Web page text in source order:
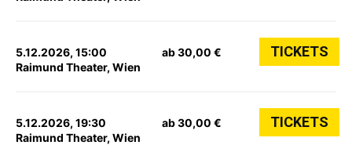
5.12.2026, 15:00
Raimund Theater, Wien
ab 30,00 € TICKETS
5.12.2026, 19:30
Raimund Theater, Wien
ab 30,00 € TICKETS